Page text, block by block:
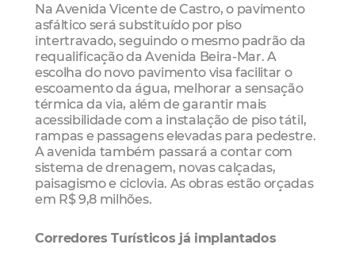
Na Avenida Vicente de Castro, o pavimento
asfáltico será substituído por piso
intertravado, seguindo o mesmo padrão da
requalificação da Avenida Beira-Mar. A
escolha do novo pavimento visa facilitar o
escoamento da água, melhorar a sensação
térmica da via, além de garantir mais
acessibilidade com a instalação de piso tátil,
rampas e passagens elevadas para pedestre.
A avenida também passará a contar com
sistema de drenagem, novas calçadas,
paisagismo e ciclovia. As obras estão orçadas
em R$ 9,8 milhões.
Corredores Turísticos já implantados